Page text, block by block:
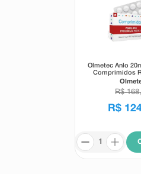
Olmetec Anlo
Comprimidos
R$ 168
R$